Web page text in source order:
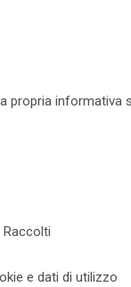
informativa
Raccolti
e dati di utilizzo